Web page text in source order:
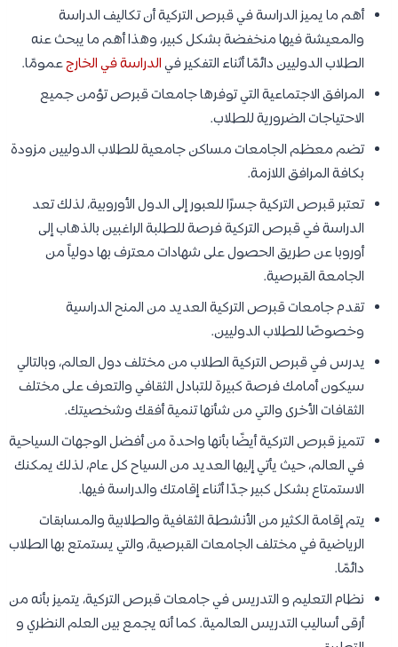
أهم ما يميز الدراسة في قبرص التركية أن تكاليف الدراسة
والمعيشة فيها منخفضة بشكل كبير، وهذا أهم ما يبحث عنه
الطلاب الدوليين دائمًا أثناء التفكير فيالدراسة في الخارجعمومًا.
المرافق الاجتماعية التي توفرها جامعات قبرص تؤمن جميع
الاحتياجات الضرورية للطلاب.
تضم معظم الجامعات مساكن جامعية للطلاب الدوليين مزودة
بكافة المرافق اللازمة.
تعتبر قبرص التركية جسرًا للعبور إلى الدول الأوروبية، لذلك تعد
الدراسة في قبرص التركية فرصة للطلبة الراغبين بالذهاب إلى
أوروبا عن طريق الحصول على شهادات معترف بها دولياً من
الجامعة القبرصية.
تقدم جامعات قبرص التركية العديد من المنح الدراسية
وخصوصًا للطلاب الدوليين.
يدرس في قبرص التركية الطلاب من مختلف دول العالم، وبالتالي
سيكون أمامك فرصة كبيرة للتبادل الثقافي والتعرف على مختلف
الثقافات الأخرى والتي من شأنها تنمية أفقك وشخصيتك.
تتميز قبرص التركية أيضًا بأنها واحدة من أفضل الوجهات السياحية
في العالم، حيث يأتي إليها العديد من السياح كل عام، لذلك يمكنك
الاستمتاع بشكل كبير جدًا أثناء إقامتك والدراسة فيها.
يتم إقامة الكثير من الأنشطة الثقافية والطلابية والمسابقات
الرياضية في مختلف الجامعات القبرصية، والتي يستمتع بها الطلاب
دائمًا.
نظام التعليم و التدريس في جامعات قبرص التركية، يتميز بأنه من
أرقى أساليب التدريس العالمية. كما أنه يجمع بين العلم النظري و